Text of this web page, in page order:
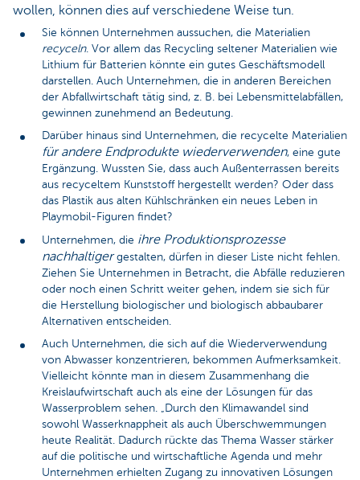
wollen, können dies auf verschiedene Weise tun.
Sie können Unternehmen aussuchen, die Materialien
recyceln. Vor allem das Recycling seltener Materialien wie
Lithium für Batterien könnte ein gutes Geschäftsmodell
darstellen. Auch Unternehmen, die in anderen Bereichen
der Abfallwirtschaft tätig sind, z. B. bei Lebensmittelabfällen,
gewinnen zunehmend an Bedeutung.
Darüber hinaus sind Unternehmen, die recycelte Materialien
für andere Endprodukte wiederverwenden, eine gute
Ergänzung. Wussten Sie, dass auch Außenterrassen bereits
aus recyceltem Kunststoff hergestellt werden? Oder dass
das Plastik aus alten Kühlschränken ein neues Leben in
Playmobil-Figuren findet?
Unternehmen, die ihre Produktionsprozesse
nachhaltigergestalten, dürfen in dieser Liste nicht fehlen.
Ziehen Sie Unternehmen in Betracht, die Abfälle reduzieren
oder noch einen Schritt weiter gehen, indem sie sich für
die Herstellung biologischer und biologisch abbaubarer
Alternativen entscheiden.
Auch Unternehmen, die sich auf die Wiederverwendung
von Abwasser konzentrieren, bekommen Aufmerksamkeit.
Vielleicht könnte man in diesem Zusammenhang die
Kreislaufwirtschaft auch als eine der Lösungen für das
Wasserproblem sehen. „Durch den Klimawandel sind
sowohl Wasserknappheit als auch Überschwemmungen
heute Realität. Dadurch rückte das Thema Wasser stärker
auf die politische und wirtschaftliche Agenda und mehr
Unternehmen erhielten Zugang zu innovativen Lösungen